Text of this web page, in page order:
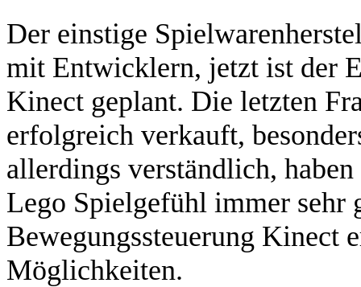
Der einstige
mit Entwicklern, jetzt ist der
Kinect geplant. Die letzten
erfolgreich verkauft,
allerdings verständlich,
Lego Spielgefühl immer sehr
Bewegungssteuerung Kinect
Möglichkeiten.